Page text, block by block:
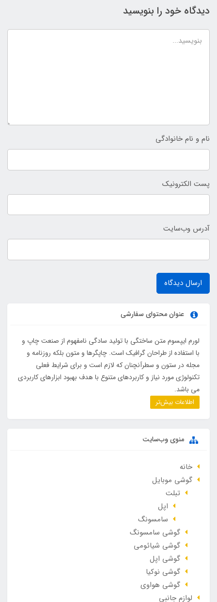
دیدگاه خود را بنویسید
نام و نام خانوادگی
پست الکترونیک
آدرس وب‌سایت
ارسال دیدگاه
عنوان محتوای سفارشی
لورم ایپسوم متن ساختگی با تولید سادگی نامفهوم از صنعت چاپ و
با استفاده از طراحان گرافیک است. چاپگرها و متون بلکه روزنامه و
مجله در ستون و سطرآنچنان که لازم است و برای شرایط فعلی
تکنولوژی مورد نیاز و کاربردهای متنوع با هدف بهبود ابزارهای کاربردی
می باشد.
اطلاعات بیش‌تر
منوی وب‌سایت
خانه
گوشی موبایل
تبلت
اپل
سامسونگ
گوشی سامسونگ
گوشی شیائومی
گوشی اپل
گوشی نوکیا
گوشی هواوی
لوازم جانبی